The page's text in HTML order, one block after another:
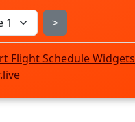
>
Flight Schedule Widgets